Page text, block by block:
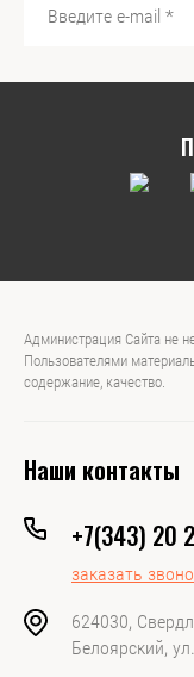
Администрация Сайта не
Пользователями
содержание, качество.
Наши контакты
+7(343) 20
заказать
624030,
Белоярский,